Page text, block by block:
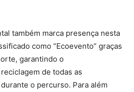
também marca presença nesta
como “Ecoevento” graças
garantindo o
de todas as
o percurso. Para além